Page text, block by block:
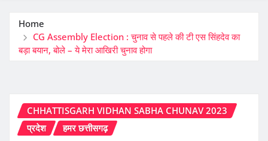
Home
CG Assembly Election : चुनाव से पहले की टी एस सिंहदेव का
बड़ा बयान, बोले – ये मेरा आखिरी चुनाव होगा
CHHATTISGARH VIDHAN SABHA CHUNAV 2023
प्रदेश
हमर छत्तीसगढ़